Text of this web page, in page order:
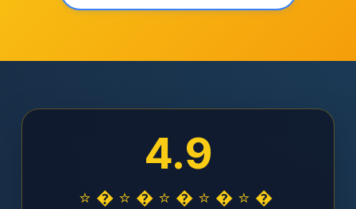
4.9
⭐�⭐�⭐�⭐�⭐�